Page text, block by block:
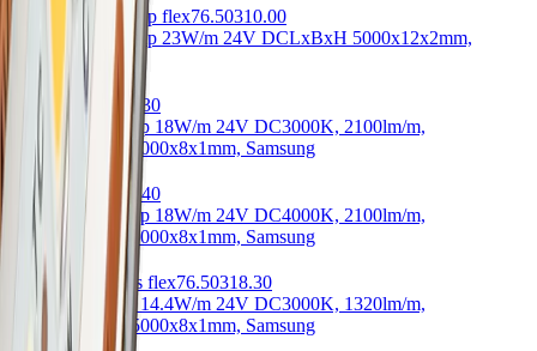
Onyx RGBW-Strip flex76.50310.00
Onyx RGBW-Strip 23W/m 24V DCLxBxH 5000x12x2mm,
Samsung
Intenso76.50315.30
Intenso LED-Strip 18W/m 24V DC3000K, 2100lm/m,
RA>90 LxBxH 5000x8x1mm, Samsung
Intenso76.50315.40
Intenso LED-Strip 18W/m 24V DC4000K, 2100lm/m,
RA>90 LxBxH 5000x8x1mm, Samsung
Yoko LED-Strips flex76.50318.30
Yoko LED-Strip 14.4W/m 24V DC3000K, 1320lm/m,
RA>90 LxBxH 5000x8x1mm, Samsung